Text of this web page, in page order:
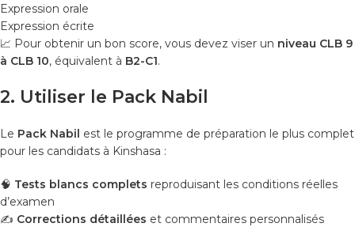
Expression orale
Expression écrite
📈 Pour obtenir un bon score, vous devez viser un niveau CLB 9
à CLB 10, équivalent à B2-C1.
2. Utiliser le Pack Nabil
Le Pack Nabil est le programme de préparation le plus complet
pour les candidats à Kinshasa :
🧠 Tests blancs complets reproduisant les conditions réelles
d’examen
✍️ Corrections détaillées et commentaires personnalisés